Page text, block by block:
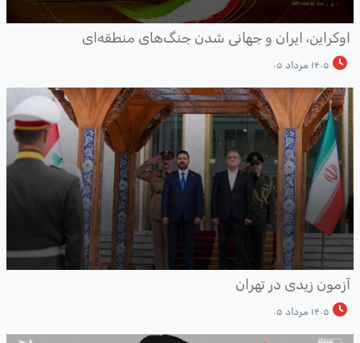
ایران و جهانی شدن جنگ‌های منطقه‌ای
۱۴۰۵ مرداد ۰۵
زیدی در تهران
۱۴۰۵ مرداد ۰۵